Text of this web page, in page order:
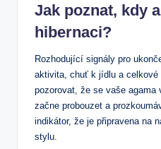
Jak poznat, kdy
hibernaci?
Rozhodující⁣ signály ‌pro
aktivita, chuť k​ jídlu a
pozorovat, že‍ se vaše
začne ​probouzet ‌a
indikátor, že je ‌připravena na
stylu.